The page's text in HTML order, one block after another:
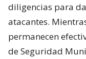
diligencias para
atacantes.
permanecen
de Seguridad